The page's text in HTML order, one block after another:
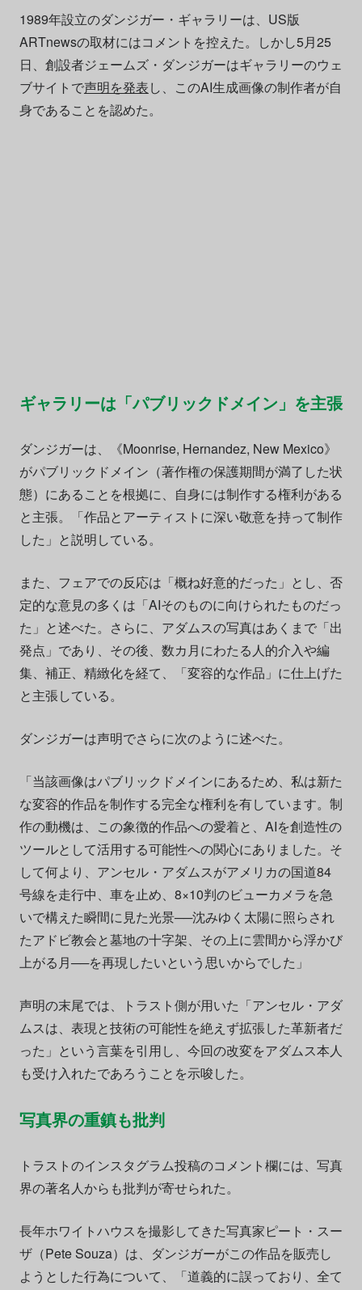
1989年設立のダンジガー・ギャラリーは、US版
ARTnewsの取材にはコメントを控えた。しかし5月25
日、創設者ジェームズ・ダンジガーはギャラリーのウェ
ブサイトで声明を発表し、このAI生成画像の制作者が自
身であることを認めた。
ギャラリーは「パブリックドメイン」を主張
ダンジガーは、《Moonrise, Hernandez, New Mexico》
がパブリックドメイン（著作権の保護期間が満了した状
態）にあることを根拠に、自身には制作する権利がある
と主張。「作品とアーティストに深い敬意を持って制作
した」と説明している。
また、フェアでの反応は「概ね好意的だった」とし、否
定的な意見の多くは「AIそのものに向けられたものだっ
た」と述べた。さらに、アダムスの写真はあくまで「出
発点」であり、その後、数カ月にわたる人的介入や編
集、補正、精緻化を経て、「変容的な作品」に仕上げた
と主張している。
ダンジガーは声明でさらに次のように述べた。
「当該画像はパブリックドメインにあるため、私は新た
な変容的作品を制作する完全な権利を有しています。制
作の動機は、この象徴的作品への愛着と、AIを創造性の
ツールとして活用する可能性への関心にありました。そ
して何より、アンセル・アダムスがアメリカの国道84
号線を走行中、車を止め、8×10判のビューカメラを急
いで構えた瞬間に見た光景──沈みゆく太陽に照らされ
たアドビ教会と墓地の十字架、その上に雲間から浮かび
上がる月──を再現したいという思いからでした」
声明の末尾では、トラスト側が用いた「アンセル・アダ
ムスは、表現と技術の可能性を絶えず拡張した革新者だ
った」という言葉を引用し、今回の改変をアダムス本人
も受け入れたであろうことを示唆した。
写真界の重鎮も批判
トラストのインスタグラム投稿のコメント欄には、写真
界の著名人からも批判が寄せられた。
長年ホワイトハウスを撮影してきた写真家ピート・スー
ザ（Pete Souza）は、ダンジガーがこの作品を販売し
ようとした行為について、「道義的に誤っており、全て